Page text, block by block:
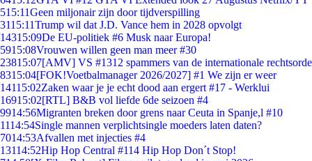
515:11Geen miljonair zijn door tijdverspilling
3115:11Trump wil dat J.D. Vance hem in 2028 opvolgt
14315:09De EU-politiek #6 Musk naar Europa!
5915:08Vrouwen willen geen man meer #30
23815:07[AMV] VS #1312 spammers van de internationale rechtsorde
8315:04[FOK!Voetbalmanager 2026/2027] #1 We zijn er weer
14115:02Zaken waar je je echt dood aan ergert #17 - Werklui
16915:02[RTL] B&B vol liefde 6de seizoen #4
9914:56Migranten breken door grens naar Ceuta in Spanje,l #10
1114:54Single mannen verplichtsingle moeders laten daten?
7014:53Afvallen met injecties #4
13114:52Hip Hop Central #114 Hip Hop Don´t Stop!